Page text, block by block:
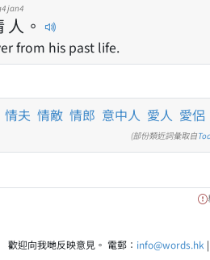
人
jan4
。
from his past life.
情夫 情敵 情郎 意中人 愛人 愛侶
(部份類近詞彙取自
歡迎向我哋反映意見。 電郵： info@words.hk |